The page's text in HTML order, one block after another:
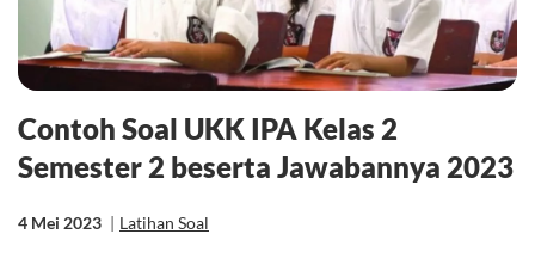
Contoh Soal UKK IPA Kelas 2
Semester 2 beserta Jawabannya 2023
4 Mei 2023 | Latihan Soal